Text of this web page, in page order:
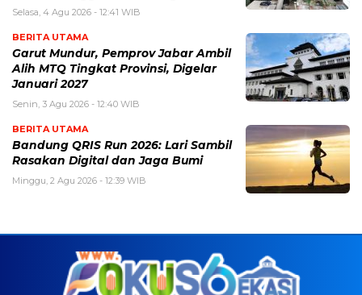
Selasa, 4 Agu 2026 - 12:41 WIB
BERITA UTAMA
Garut Mundur, Pemprov Jabar Ambil
Alih MTQ Tingkat Provinsi, Digelar
Januari 2027
Senin, 3 Agu 2026 - 12:40 WIB
BERITA UTAMA
Bandung QRIS Run 2026: Lari Sambil
Rasakan Digital dan Jaga Bumi
Minggu, 2 Agu 2026 - 12:39 WIB